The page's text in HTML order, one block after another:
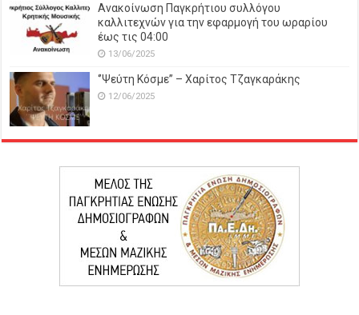
Ανακοίνωση Παγκρήτιου συλλόγου
καλλιτεχνών για την εφαρμογή του ωραρίου
έως τις 04:00
13/06/2025
‘’Ψεύτη Κόσμε’’ – Χαρίτος Τζαγκαράκης
12/06/2025